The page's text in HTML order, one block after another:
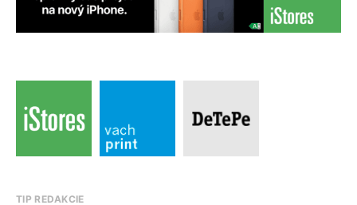
TIP REDAKCIE